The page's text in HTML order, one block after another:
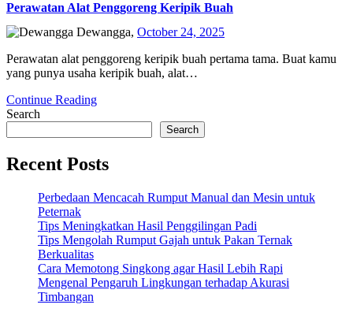
Perawatan Alat Penggoreng Keripik Buah
Dewangga, October 24, 2025
Perawatan alat penggoreng keripik buah pertama tama. Buat kamu
yang punya usaha keripik buah, alat…
Continue Reading
Search
Search
Recent Posts
Perbedaan Mencacah Rumput Manual dan Mesin untuk
Peternak
Tips Meningkatkan Hasil Penggilingan Padi
Tips Mengolah Rumput Gajah untuk Pakan Ternak
Berkualitas
Cara Memotong Singkong agar Hasil Lebih Rapi
Mengenal Pengaruh Lingkungan terhadap Akurasi
Timbangan